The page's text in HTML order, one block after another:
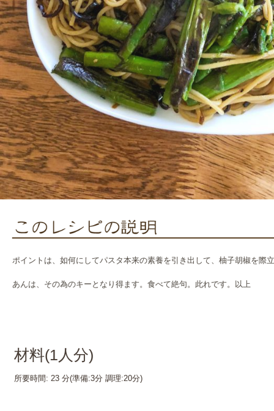
ポイントは、如何にしてパスタ本来の素養を引き出して、柚子胡椒を際
あんは、その為のキーとなり得ます。食べて絶句。此れです。以上
材料(1 人分)
所要時間: 23 分(準備:3分調理:20分)